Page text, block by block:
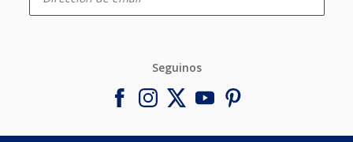
Seguinos